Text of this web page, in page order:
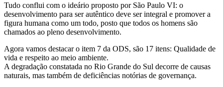
Tudo conflui com o ideário proposto por São Paulo VI: o
desenvolvimento para ser autêntico deve ser integral e promover a
figura humana como um todo, posto que todos os homens são
chamados ao pleno desenvolvimento.
Agora vamos destacar o item 7 da ODS, são 17 itens: Qualidade de
vida e respeito ao meio ambiente.
A degradação constatada no Rio Grande do Sul decorre de causas
naturais, mas também de deficiências notórias de governança.